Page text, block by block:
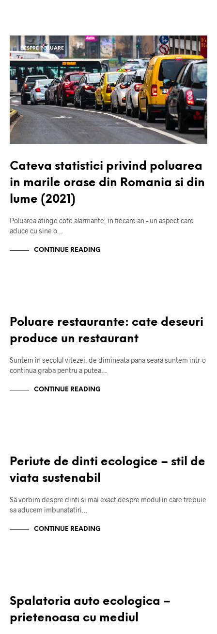
DESPRE POLUARE
Cateva statistici privind poluarea
in marile orase din Romania si din
lume (2021)
Poluarea atinge cote alarmante, in fiecare an – un aspect care
aduce cu sine o…
CONTINUE READING
Poluare restaurante: cate deseuri
produce un restaurant
Suntem in secolul vitezei, de dimineata pana seara suntem intr-o
continua graba pentru a putea…
CONTINUE READING
Periute de dinti ecologice – stil de
viata sustenabil
Să vorbim despre dinti si mai exact despre modul in care trebuie
sa aducem imbunatatiri…
CONTINUE READING
Spalatoria auto ecologica –
prietenoasa cu mediul